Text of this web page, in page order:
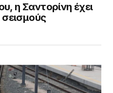
η Σαντορίνη έχει